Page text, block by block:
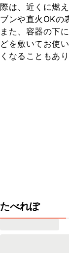
際は、近くに燃
ブンや直火OKの
また、容器の下
どを敷いてお使
くなることもあ
たべれぽ